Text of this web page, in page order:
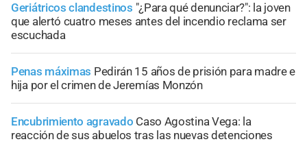
Geriátricos clandestinos "¿Para qué denunciar?": la joven
que alertó cuatro meses antes del incendio reclama ser
escuchada
Penas máximas Pedirán 15 años de prisión para madre e
hija por el crimen de Jeremías Monzón
Encubrimiento agravado Caso Agostina Vega: la
reacción de sus abuelos tras las nuevas detenciones